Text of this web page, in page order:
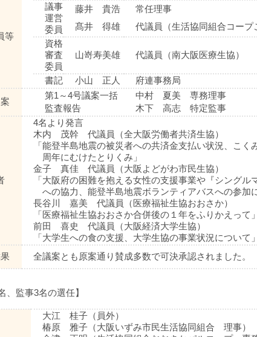
等
議事
運営
委員
藤井 貴浩
常任理事
髙井 得雄
代議員（生活協同組合コープ
資格
審査
委員
山嵜寿美雄 代議員（南大阪医療生協）
書記 小山 正人 府連事務局
第1～4号議案一括
中村 夏美 専務理事
監査報告
木下 高志 特定監事
4名より発言
木内 茂幹 代議員（全大阪労働者共済生協）
「能登半島地震の被災者への共済金支払い状況、こく
周年にむけたとりくみ」
金子 真佳 代議員（大阪よどがわ市民生協）
「大阪府の困難を抱える女性の支援事業や『シングル
への協力、能登半島地震ボランティアバスへの参加
長谷川 嘉美 代議員（医療福祉生協おおさか）
「医療福祉生協おおさか合併後の１年をふりかえって」
前田 喜史 代議員（大阪経済大学生協）
「大学生への食の支援、大学生協の事業状況について」
全議案とも原案通り賛成多数で可決承認されました。
、監事3名の選任】
大江 桂子（員外）
椿原 雅子（大阪いずみ市民生活協同組合 理事）